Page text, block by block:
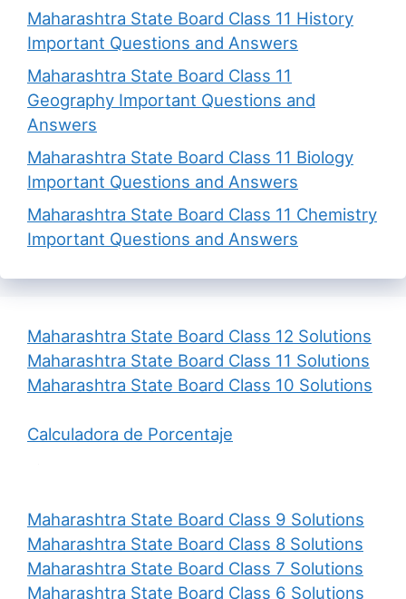
Maharashtra State Board Class 11 History
Important Questions and Answers
Maharashtra State Board Class 11
Geography Important Questions and
Answers
Maharashtra State Board Class 11 Biology
Important Questions and Answers
Maharashtra State Board Class 11 Chemistry
Important Questions and Answers
Maharashtra State Board Class 12 Solutions
Maharashtra State Board Class 11 Solutions
Maharashtra State Board Class 10 Solutions
Calculadora de Porcentaje
Maharashtra State Board Class 9 Solutions
Maharashtra State Board Class 8 Solutions
Maharashtra State Board Class 7 Solutions
Maharashtra State Board Class 6 Solutions